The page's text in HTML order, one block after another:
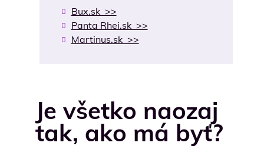
Bux.sk >>
Panta Rhei.sk >>
Martinus.sk >>
Je všetko naozaj
tak, ako má byť?